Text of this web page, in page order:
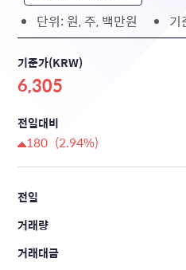
단위: 원, 주, 백만원
기준가(KRW)
6,305
전일대비
180 (2.94%)
전일
거래량
거래대금